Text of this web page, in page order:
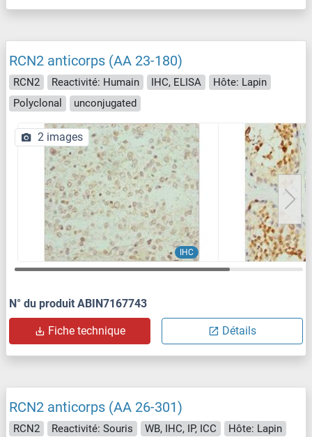
RCN2 anticorps (AA 23-180)
RCN2 Reactivité: Humain IHC, ELISA
Hôte: Lapin
Polyclonal
unconjugated
IHC
2 images
N° du produit ABIN7167743
Fiche technique Détails
RCN2 anticorps (AA 26-301)
RCN2 Reactivité: Souris WB, IHC, IP, ICC Hôte: Lapin